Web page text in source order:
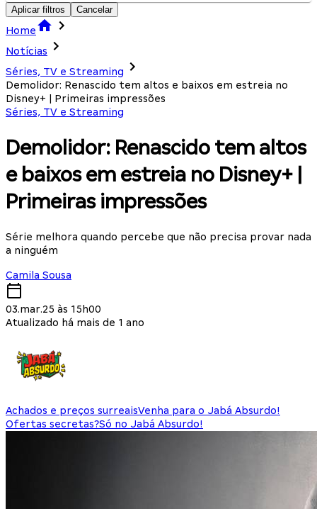
Aplicar filtros Cancelar
Home
Notícias
Séries, TV e Streaming
Demolidor: Renascido tem altos e baixos em estreia no
Disney+ | Primeiras impressões
Séries, TV e Streaming
Demolidor: Renascido tem altos
e baixos em estreia no Disney+ |
Primeiras impressões
Série melhora quando percebe que não precisa provar nada
a ninguém
Camila Sousa
03.mar.25 às 15h00
Atualizado há mais de 1 ano
Achados e preços surreaisVenha para o Jabá Absurdo!
Ofertas secretas?Só no Jabá Absurdo!